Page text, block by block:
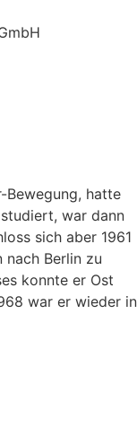
Bewegung, hatte
war dann
sich aber 1961
Berlin zu
konnte er Ost
war er wieder in